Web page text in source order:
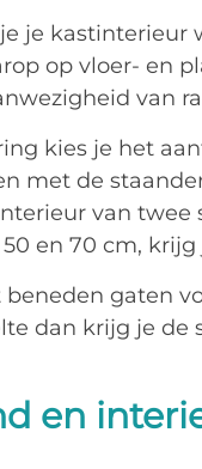
je kastinterieur
op vloer- en
van
kies je het
met de
van
en 70 cm,
gaten
dan krijg je
en